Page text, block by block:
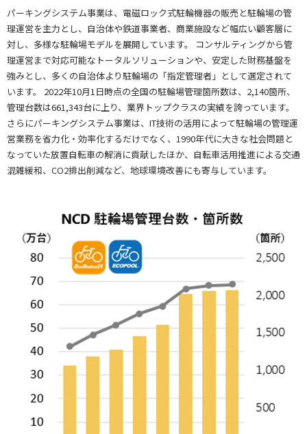
パーキングシステム事業は、電磁ロック式駐輪機器の販売と駐輪場の管
理運営を主力とし、自治体や鉄道事業者、商業施設など幅広い顧客層に
対し、多様な駐輪場モデルを展開しています。 コンサルティングから管
理運営まで対応可能なトータルソリューションや、安定した財務基盤を
強みとし、多くの自治体より駐輪場の「指定管理者」として選定されて
います。 2022年10月1日時点の全国の駐輪場管理箇所数は、2,140箇所、
管理台数は661,343台に上り、業界トップクラスの実績を誇っています。
さらにパーキングシステム事業は、IT技術の活用によって駐輪場の管理運
営業務を省力化・効率化するだけでなく、1990年代に大きな社会問題と
なっていた放置自転車の解消に貢献したほか、自転車活用推進による交通
混雑緩和、CO2排出削減など、地球環境改善にも寄与しています。